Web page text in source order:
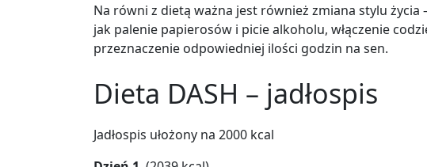
Na równi z dietą ważna jest również zmiana stylu życia
jak palenie papierosów i picie alkoholu, włączenie
przeznaczenie odpowiedniej ilości godzin na sen.
Dieta DASH – jadłospis
Jadłospis ułożony na 2000 kcal